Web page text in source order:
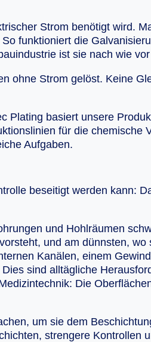
Strom benötigt wird.
funktioniert die
ist sie nach wie
ohne Strom gelöst. Keine
Plating basiert unsere
für die chemische
Aufgaben.
beseitigt werden kann:
und Hohlräumen
und am dünnsten, wo
Kanälen, einem
sind alltägliche
Die
um sie dem
strengere Kontrollen